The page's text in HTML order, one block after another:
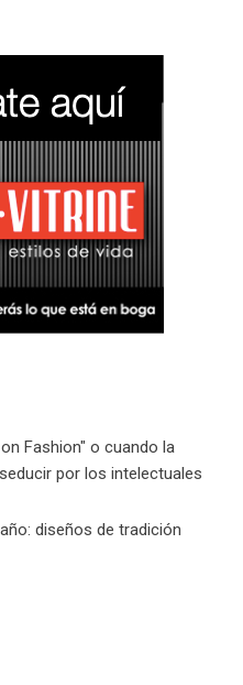
Fashion" o cuando la
por los intelectuales
diseños de tradición